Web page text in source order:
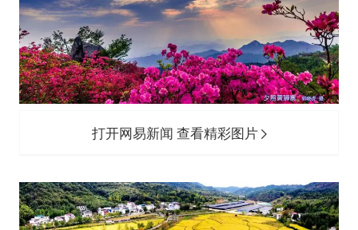
打开网易新闻 查看精彩图片